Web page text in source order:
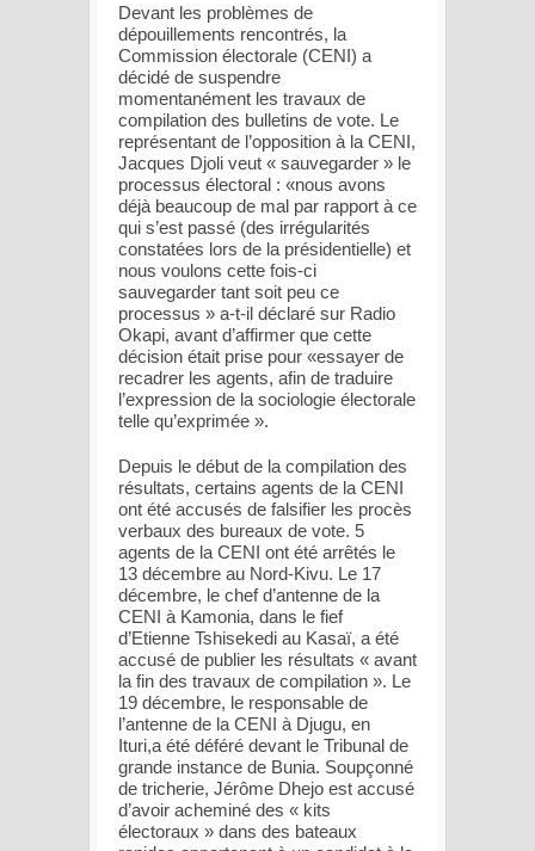
Devant les problèmes de
dépouillements rencontrés, la
Commission électorale (CENI) a
décidé de suspendre
momentanément les travaux de
compilation des bulletins de vote. Le
représentant de l’opposition à la CENI,
Jacques Djoli veut « sauvegarder » le
processus électoral : «nous avons
déjà beaucoup de mal par rapport à ce
qui s’est passé (des irrégularités
constatées lors de la présidentielle) et
nous voulons cette fois-ci
sauvegarder tant soit peu ce
processus » a-t-il déclaré sur Radio
Okapi, avant d’affirmer que cette
décision était prise pour «essayer de
recadrer les agents, afin de traduire
l’expression de la sociologie électorale
telle qu’exprimée ».
Depuis le début de la compilation des
résultats, certains agents de la CENI
ont été accusés de falsifier les procès
verbaux des bureaux de vote. 5
agents de la CENI ont été arrêtés le
13 décembre au Nord-Kivu. Le 17
décembre, le chef d’antenne de la
CENI à Kamonia, dans le fief
d’Etienne Tshisekedi au Kasaï, a été
accusé de publier les résultats « avant
la fin des travaux de compilation ». Le
19 décembre, le responsable de
l’antenne de la CENI à Djugu, en
Ituri,a été déféré devant le Tribunal de
grande instance de Bunia. Soupçonné
de tricherie, Jérôme Dhejo est accusé
d’avoir acheminé des « kits
électoraux » dans des bateaux